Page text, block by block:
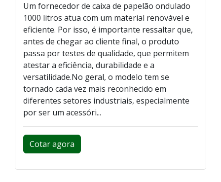
Um fornecedor de caixa de papelão ondulado
1000 litros atua com um material renovável e
eficiente. Por isso, é importante ressaltar que,
antes de chegar ao cliente final, o produto
passa por testes de qualidade, que permitem
atestar a eficiência, durabilidade e a
versatilidade.No geral, o modelo tem se
tornado cada vez mais reconhecido em
diferentes setores industriais, especialmente
por ser um acessóri...
Cotar agora